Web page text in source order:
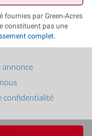
fournies par Green-Acres
constituent pas une
complet
annonce
confidentialité